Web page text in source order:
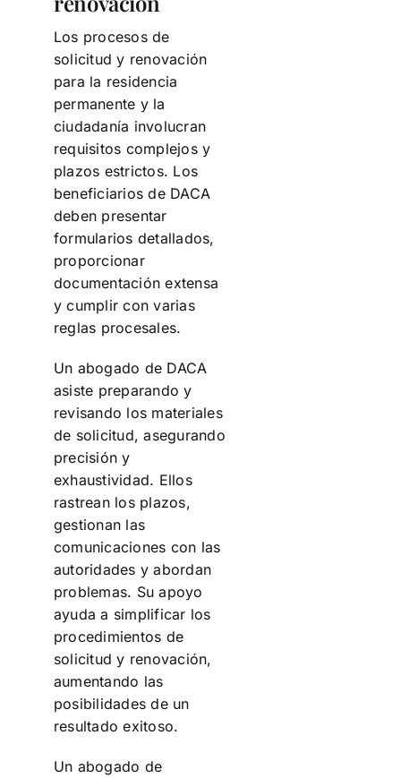
Los procesos de
solicitud y renovación
para la residencia
permanente y la
ciudadanía involucran
requisitos complejos y
plazos estrictos. Los
beneficiarios de DACA
deben presentar
formularios detallados,
proporcionar
documentación extensa
y cumplir con varias
reglas procesales.
Un abogado de DACA
asiste preparando y
revisando los materiales
de solicitud, asegurando
precisión y
exhaustividad. Ellos
rastrean los plazos,
gestionan las
comunicaciones con las
autoridades y abordan
problemas. Su apoyo
ayuda a simplificar los
procedimientos de
solicitud y renovación,
aumentando las
posibilidades de un
resultado exitoso.
Un abogado de